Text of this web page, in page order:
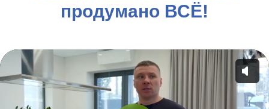
продумано ВСЁ!